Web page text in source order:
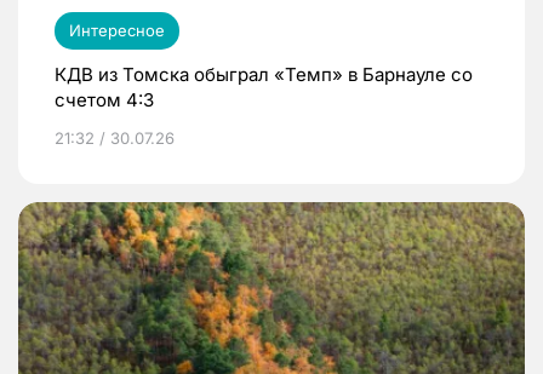
Интересное
КДВ из Томска обыграл «Темп» в Барнауле со
счетом 4:3
21:32 / 30.07.26